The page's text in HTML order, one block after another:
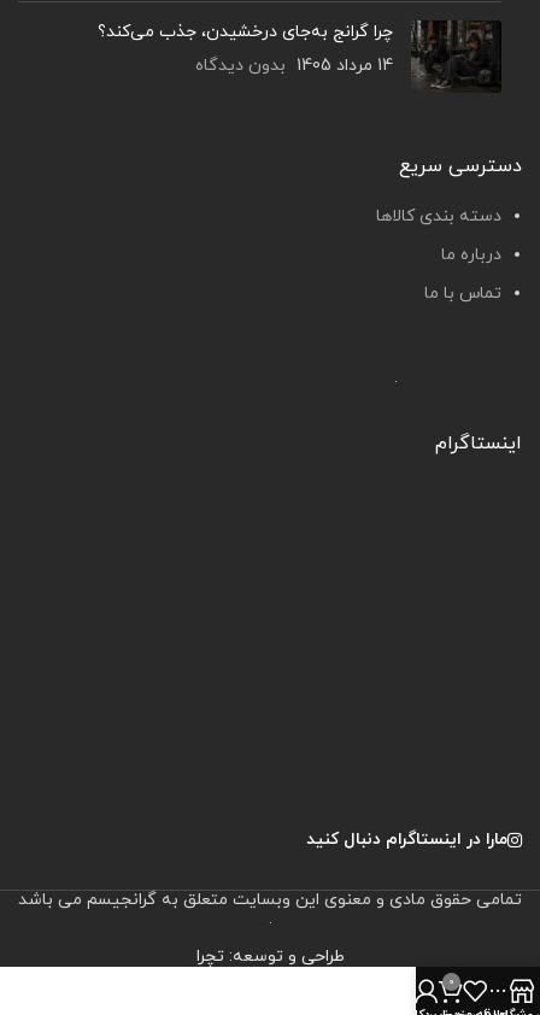
چرا گرانج به‌جای درخشیدن، جذب می‌کند؟
14 مرداد 1405
بدون دیدگاه
دسترسی سریع
دسته بندی کالاها
درباره ما
تماس با ما
اینستاگرام
مارا در اینستاگرام دنبال کنید
تمامی حقوق مادی و معنوی این وبسایت متعلق به گرانجیسم می باشد
.
طراحی و توسعه: تچرا
0